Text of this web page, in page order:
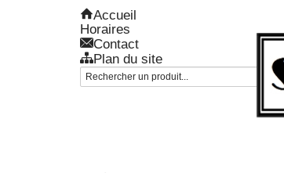
Accueil
Horaires
Contact
Plan du site